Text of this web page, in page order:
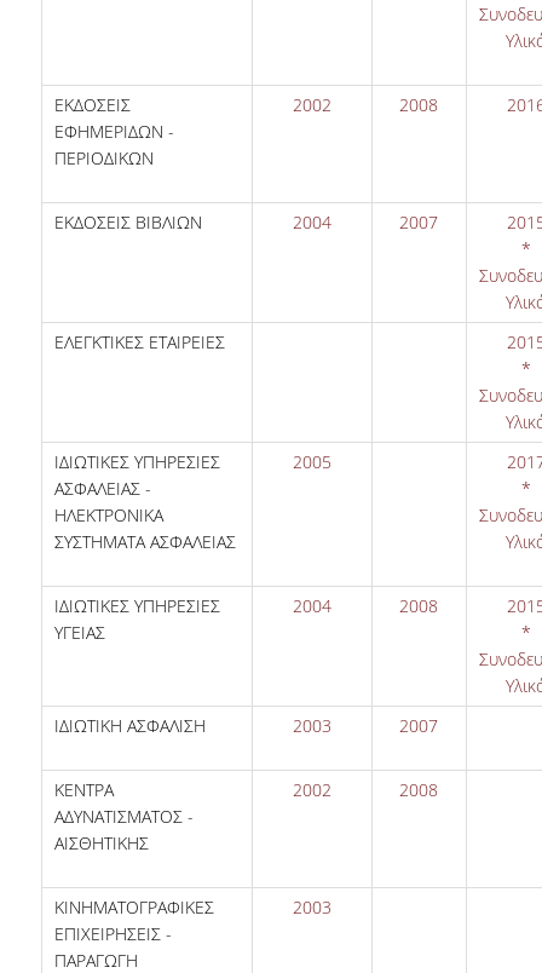
ΕΚΔΟΣΕΙΣ
ΕΦΗΜΕΡΙΔΩΝ -
ΠΕΡΙΟΔΙΚΩΝ
2002 2008
ΕΚΔΟΣΕΙΣ ΒΙΒΛΙΩΝ 2004 2007
*
ΕΛΕΓΚΤΙΚΕΣ ΕΤΑΙΡΕΙΕΣ
*
ΙΔΙΩΤΙΚΕΣ ΥΠΗΡΕΣΙΕΣ
ΑΣΦΑΛΕΙΑΣ -
ΗΛΕΚΤΡΟΝΙΚΑ
ΣΥΣΤΗΜΑΤΑ ΑΣΦΑΛΕΙΑΣ
2005
*
ΙΔΙΩΤΙΚΕΣ ΥΠΗΡΕΣΙΕΣ
ΥΓΕΙΑΣ
2004 2008
*
ΙΔΙΩΤΙΚΗ ΑΣΦΑΛΙΣΗ
2003 2007
ΚΕΝΤΡΑ
ΑΔΥΝΑΤΙΣΜΑΤΟΣ -
ΑΙΣΘΗΤΙΚΗΣ
2002 2008
ΚΙΝΗΜΑΤΟΓΡΑΦΙΚΕΣ
ΕΠΙΧΕΙΡΗΣΕΙΣ -
ΠΑΡΑΓΩΓΗ
2003